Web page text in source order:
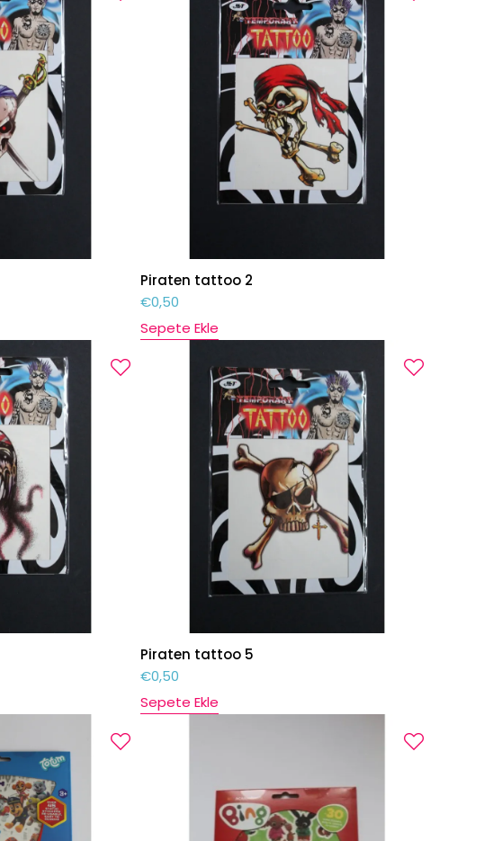
Piraten tattoo 2
€0,50
Sepete Ekle
Piraten tattoo 5
€0,50
Sepete Ekle